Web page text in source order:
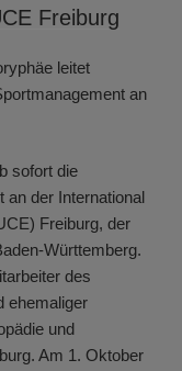
Freiburg
leitet
an
sofort die
an der International
Freiburg, der
Württemberg.
des
ehemaliger
und
Am 1. Oktober